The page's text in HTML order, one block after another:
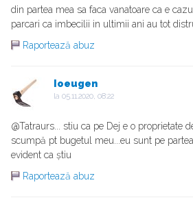
din partea mea sa faca vanatoare ca e
parcari ca imbecilii in ultimii ani au tot
Raportează abuz
Ioeugen
la 05.11.2020, 08:22
@Tatraurs... stiu ca pe Dej e o proprietate
scumpă pt bugetul meu...eu sunt pe
evident ca știu
Raportează abuz